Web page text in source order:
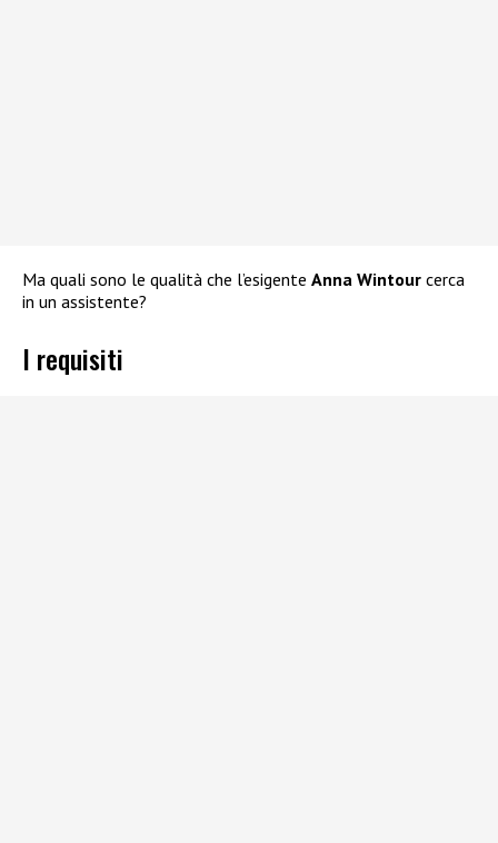
Ma quali sono le qualità che l’esigente Anna Wintour cerca
in un assistente?
I requisiti